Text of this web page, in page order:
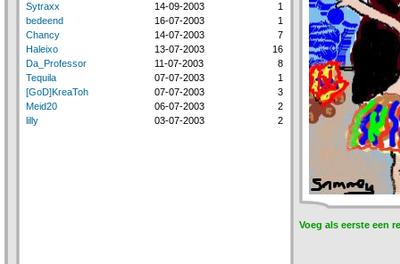
Sytraxx
14-09-2003
1
bedeend
16-07-2003
1
Chancy
14-07-2003
7
Haleixo
13-07-2003
16
Da_Professor
11-07-2003
8
Tequila
07-07-2003
1
[GoD]KreaToh
07-07-2003
3
Meid20
06-07-2003
2
lilly
03-07-2003 2
Voeg als eerste een